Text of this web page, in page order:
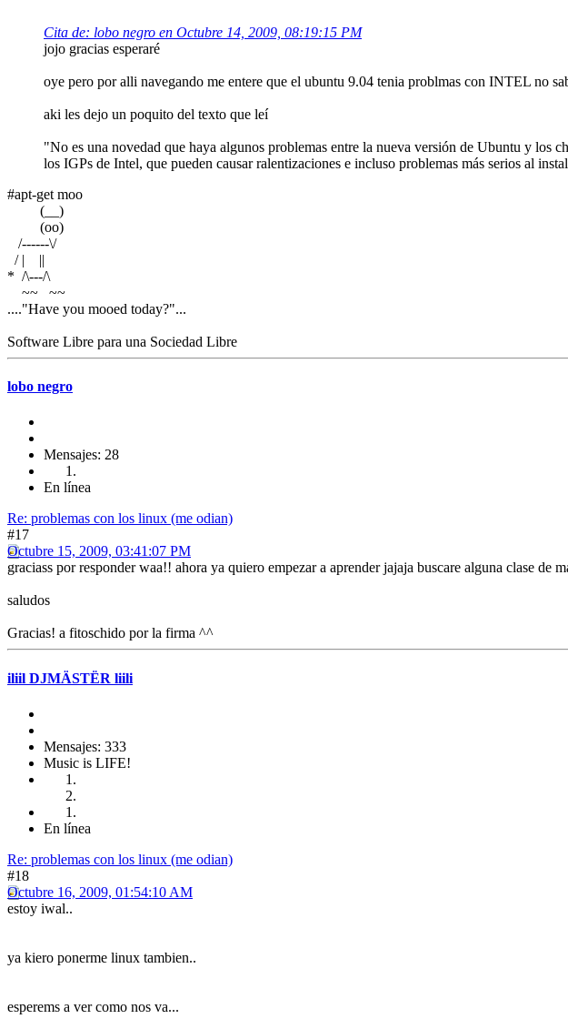
Cita de: lobo negro en Octubre 14, 2009, 08:19:15 PM
jojo gracias esperaré
oye pero por alli navegando me entere que el ubuntu 9.04 tenia problmas con INTEL no
aki les dejo un poquito del texto que leí
"No es una novedad que haya algunos problemas entre la nueva versión de Ubuntu y los
los IGPs de Intel, que pueden causar ralentizaciones e incluso problemas más serios al
#apt-get moo
(__)
(oo)
/------\/
/ | ||
* /\---/\
~~ ~~
...."Have you mooed today?"...
Software Libre para una Sociedad Libre
lobo negro
Mensajes: 28
En línea
Re: problemas con los linux (me odian)
#17
Octubre 15, 2009, 03:41:07 PM
graciass por responder waa!! ahora ya quiero empezar a aprender jajaja buscare alguna clase de
saludos
Gracias! a fitoschido por la firma ^^
iliil DJMÄSTËR liili
Mensajes: 333
Music is LIFE!
En línea
Re: problemas con los linux (me odian)
#18
Octubre 16, 2009, 01:54:10 AM
estoy iwal..
ya kiero ponerme linux tambien..
esperems a ver como nos va...